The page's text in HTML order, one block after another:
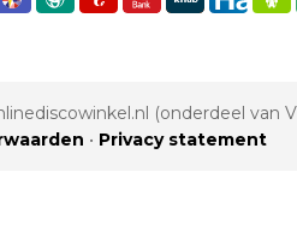
(onderdeel van
• Privacy statement